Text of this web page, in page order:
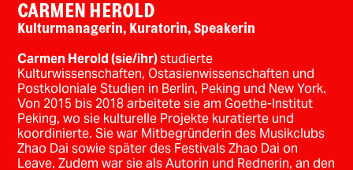
CARMEN HEROLD
Kulturmanagerin, Kuratorin, Speakerin
Carmen Herold(sie/ihr)studierte
Kulturwissenschaften, Ostasienwissenschaften und
Postkoloniale Studien in Berlin, Peking und New York.
Von 2015 bis 2018 arbeitete sie am Goethe-Institut
Peking, wo sie kulturelle Projekte kuratierte und
koordinierte. Sie war Mitbegründerin des Musikclubs
Zhao Dai sowie später des Festivals Zhao Dai on
Leave. Zudem war sie als Autorin und Rednerin, an den